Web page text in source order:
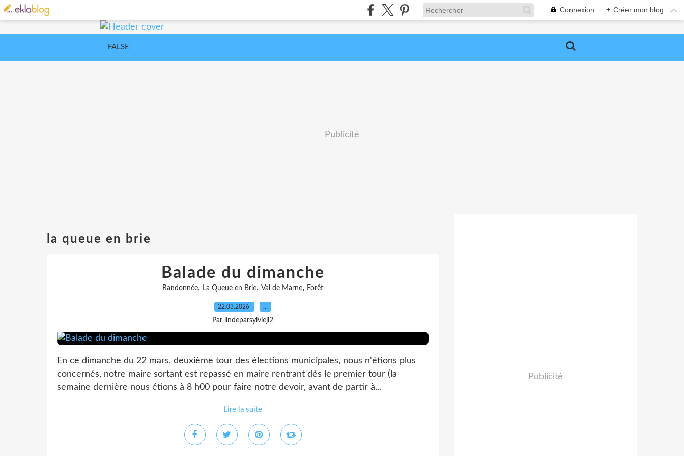
Connexion + Créer mon blog
FALSE
Publicité
la queue en brie
Balade du dimanche
Randonnée, La Queue en Brie, Val de Marne, Forêt
22.03.2026 …
Par lindeparsylviejl2
En ce dimanche du 22 mars, deuxième tour des élections municipales, nous n'étions plus
concernés, notre maire sortant est repassé en maire rentrant dès le premier tour (la
semaine dernière nous étions à 8 h00 pour faire notre devoir, avant de partir à...
Lire la suite
Publicité